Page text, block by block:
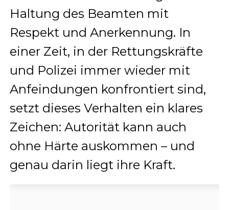
Haltung des Beamten mit
Respekt und Anerkennung. In
einer Zeit, in der Rettungskräfte
und Polizei immer wieder mit
Anfeindungen konfrontiert sind,
setzt dieses Verhalten ein klares
Zeichen: Autorität kann auch
ohne Härte auskommen – und
genau darin liegt ihre Kraft.